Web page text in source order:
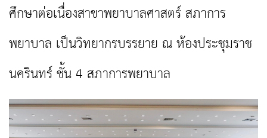
ศึกษาต่อเนื่องสาขาพยาบาลศาสตร์ สภาการ
พยาบาล เป็นวิทยากรบรรยาย ณ ห้องประชุมราช
นครินทร์ ชั้น 4 สภาการพยาบาล